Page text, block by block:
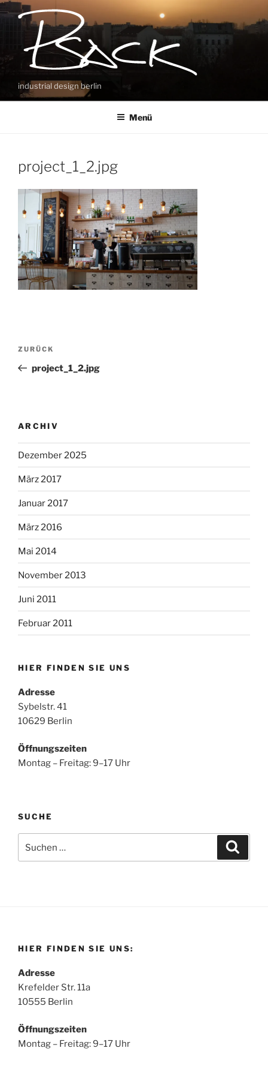
Zum
Inhalt
industrial design berlin
Menü
project_1_2.jpg
Beitragsnavigation
Vorheriger
Beitrag
ZURÜCK
project_1_2.jpg
ARCHIV
Dezember 2025
März 2017
Januar 2017
März 2016
Mai 2014
November 2013
Juni 2011
Februar 2011
HIER FINDEN SIE UNS
Adresse
Sybelstr. 41
10629 Berlin
Öffnungszeiten
Montag – Freitag: 9–17 Uhr
SUCHE
nach:
HIER FINDEN SIE UNS:
Adresse
Krefelder Str. 11a
10555 Berlin
Öffnungszeiten
Montag – Freitag: 9–17 Uhr